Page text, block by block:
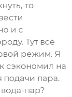
то
и с
Тут всё
режим. Я
сэкономил на
подачи пара.
пар?